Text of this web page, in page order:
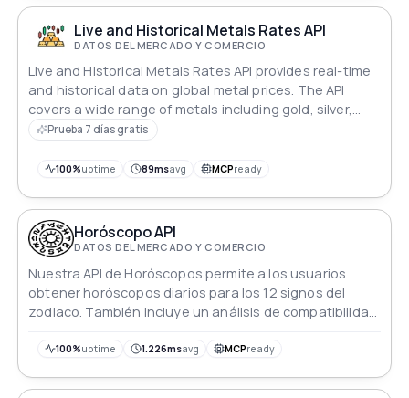
Live and Historical Metals Rates API
DATOS DEL MERCADO Y COMERCIO
Live and Historical Metals Rates API provides real-time
and historical data on global metal prices. The API
covers a wide range of metals including gold, silver,
copper, and more. Easy to use and integrate with any
prices.
Prueba 7 días gratis
100%uptime 89msavg MCPready
Horóscopo API
DATOS DEL MERCADO Y COMERCIO
Nuestra API de Horóscopos permite a los usuarios
obtener horóscopos diarios para los 12 signos del
zodiaco. También incluye un análisis de compatibilidad
realiza una solicitud GET con el signo y el período de
horóscopo detallada.
100%uptime 1.226msavg MCPready